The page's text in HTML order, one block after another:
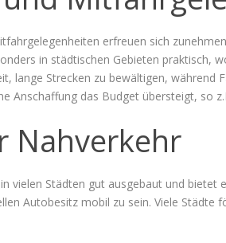
erfreuen sich
in städtischen Gebieten praktisch,
lange Strecken zu bewältigen,
Anschaffung das Budget übersteigt, so
Nahverkehr
vielen Städten gut ausgebaut und
Autobesitz mobil zu sein. Viele